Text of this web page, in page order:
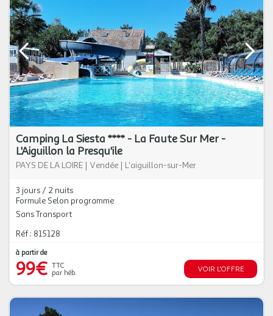
Camping La Siesta **** - La Faute Sur Mer -
L'Aiguillon la Presqu'ile
PAYS DE LA LOIRE | Vendée | L'aiguillon-sur-Mer
3 jours / 2 nuits
Formule Selon programme
Sans Transport
Réf : 815128
à partir de
99€ TTC
par héb.
VOIR L'OFFRE